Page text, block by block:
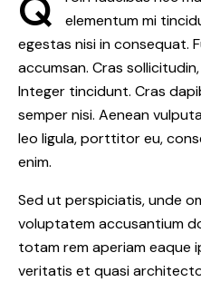
elementum mi
egestas nisi in consequat.
accumsan. Cras
Integer tincidunt. Cras
semper nisi. Aenean
leo ligula, porttitor eu,
enim.
Sed ut perspiciatis, unde
voluptatem accusantium
totam rem aperiam eaque
veritatis et quasi